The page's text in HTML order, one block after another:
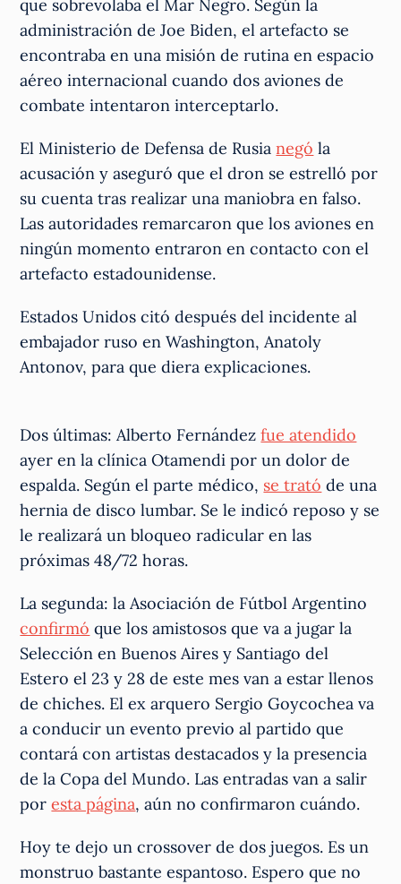
que sobrevolaba el Mar Negro. Según la
administración de Joe Biden, el artefacto se
encontraba en una misión de rutina en espacio
aéreo internacional cuando dos aviones de
combate intentaron interceptarlo.
El Ministerio de Defensa de Rusianegó la
acusación y aseguró que el dron se estrelló por
su cuenta tras realizar una maniobra en falso.
Las autoridades remarcaron que los aviones en
ningún momento entraron en contacto con el
artefacto estadounidense.
Estados Unidos citó después del incidente al
embajador ruso en Washington, Anatoly
Antonov, para que diera explicaciones.
Dos últimas: Alberto Fernándezfue atendido
ayer en la clínica Otamendi por un dolor de
espalda. Según el parte médico, se trató de una
hernia de disco lumbar. Se le indicó reposo y se
le realizará un bloqueo radicular en las
próximas 48/72 horas.
La segunda: la Asociación de Fútbol Argentino
confirmó que los amistosos que va a jugar la
Selección en Buenos Aires y Santiago del
Estero el 23 y 28 de este mes van a estar llenos
de chiches. El ex arquero Sergio Goycochea va
a conducir un evento previo al partido que
contará con artistas destacados y la presencia
de la Copa del Mundo. Las entradas van a salir
poresta página, aún no confirmaron cuándo.
Hoy te dejo un crossover de dos juegos. Es un
monstruo bastante espantoso. Espero que no